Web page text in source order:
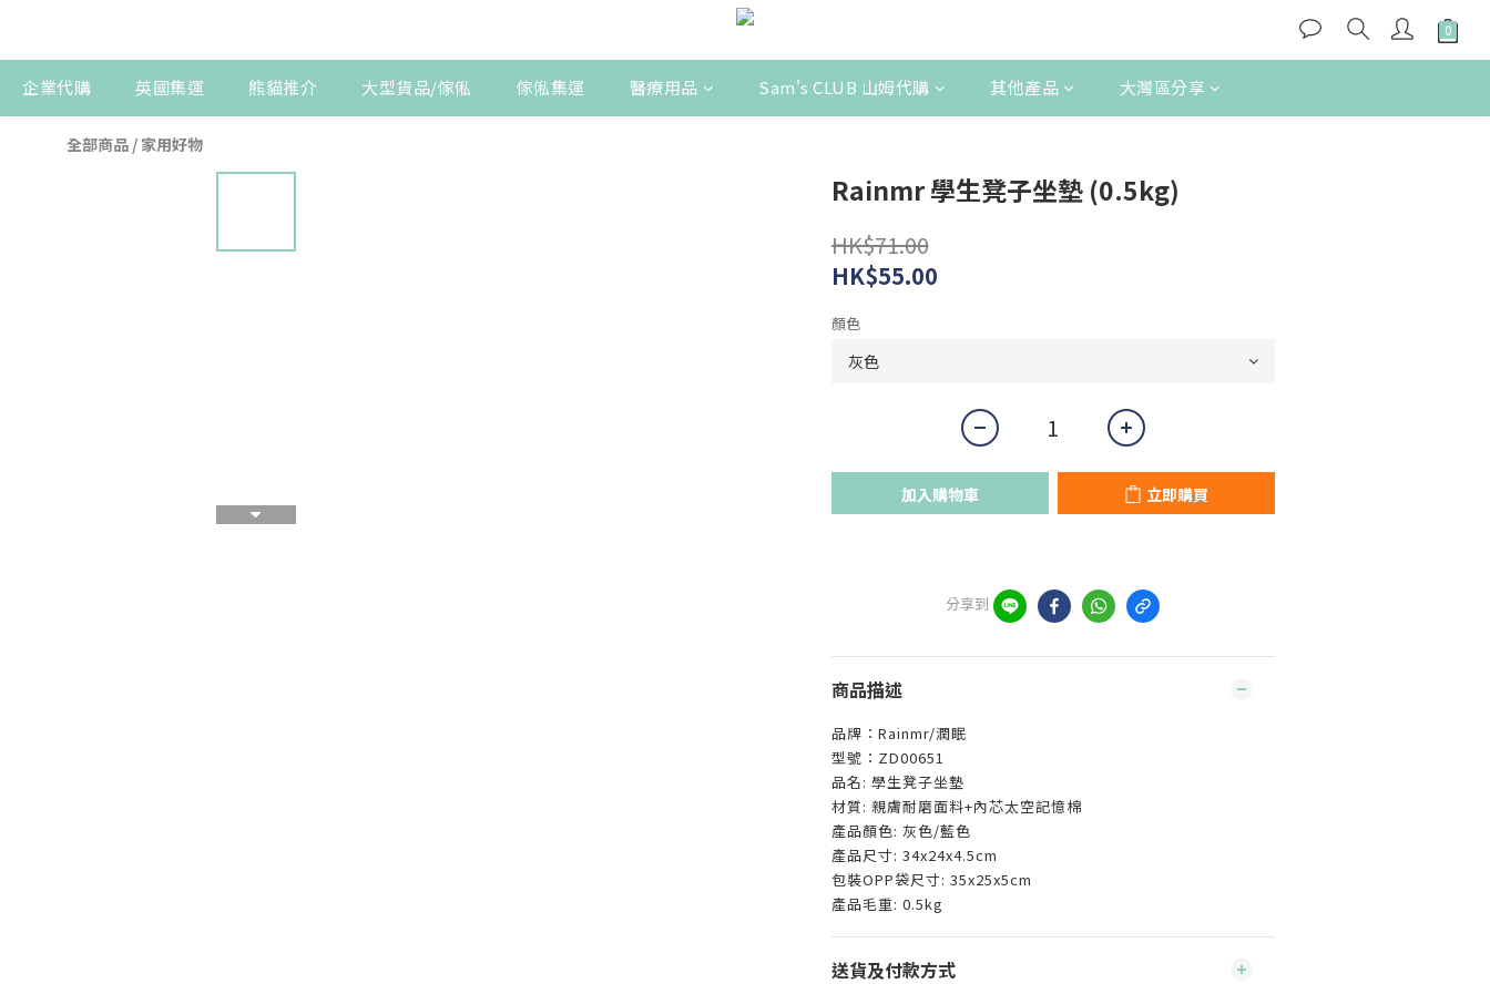
企業代購 英國集運 熊貓推介 大型貨品/傢俬 傢俬集運 醫療用品 Sam's CLUB 山姆代購 其他產品 大灣區分享
全部商品 / 家用好物
Rainmr 學生凳子坐墊 (0.5kg)
HK$71.00
HK$55.00
顏色
加入購物車 立即購買
分享到
商品描述
品牌：Rainmr/潤眠
型號：ZD00651
品名: 學生凳子坐墊
材質: 親膚耐磨面料+內芯太空記憶棉
產品顏色: 灰色/藍色
產品尺寸: 34x24x4.5cm
包裝OPP袋尺寸: 35x25x5cm
產品毛重: 0.5kg
送貨及付款方式